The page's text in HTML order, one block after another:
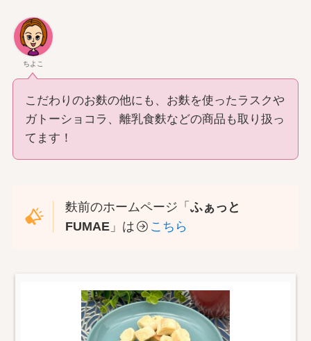
ちよこ
こだわりのお麩の他にも、お麩を使ったラスクや
ガトーショコラ、離乳食麩などの商品も取り扱っ
てます！
麩前のホームページ「ふぁっと
FUMAE 」は こちら